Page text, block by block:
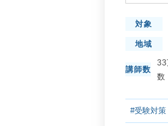
対象
地域
講師数
数
#受験対策